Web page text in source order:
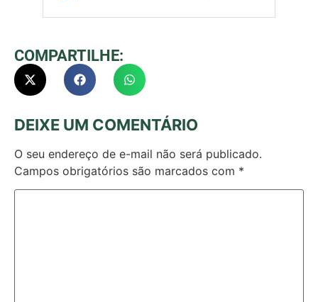
COMPARTILHE:
DEIXE UM COMENTÁRIO
O seu endereço de e-mail não será publicado.
Campos obrigatórios são marcados com *